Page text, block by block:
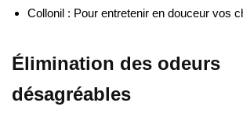
Collonil : Pour entretenir en douceur vos
Élimination des odeurs
désagréables